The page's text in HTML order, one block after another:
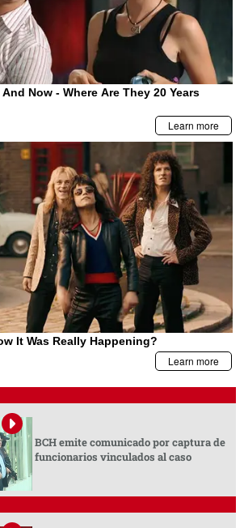
BCH emite comunicado por captura de
funcionarios vinculados al caso